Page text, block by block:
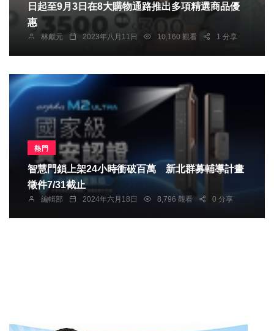
日起至9月3日在8大購物通路推出多項精選商品優
惠
林獻元 2023年八月11日 10,160 觀看 1 分享
熱門
智慧門鎖上架24小時衝破百萬 新北群募輔導計畫
徵件7/31截止
編輯部 2024年六月18日 8,796 觀看 0 分享